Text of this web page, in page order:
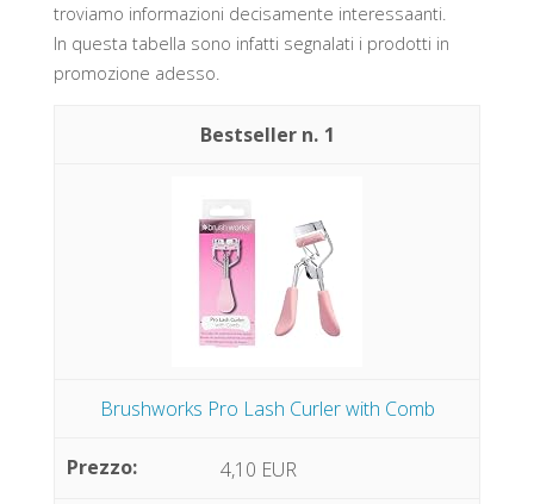
troviamo informazioni decisamente interessaanti.
In questa tabella sono infatti segnalati i prodotti in
promozione adesso.
1
Brushworks Pro Lash Curler with Comb
4,10 EUR